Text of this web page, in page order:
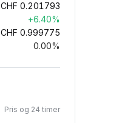
CHF 0.201793
+6.40%
CHF 0.999775
0.00%
Pris og 24 timer